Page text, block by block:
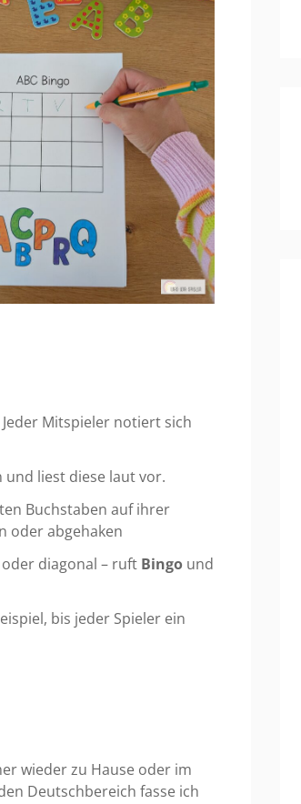
Mitspieler notiert sich
liest diese laut vor.
Buchstaben auf ihrer
oder abgehaken
diagonal – ruft Bingo und
bis jeder Spieler ein
wieder zu Hause oder im
Deutschbereich fasse ich